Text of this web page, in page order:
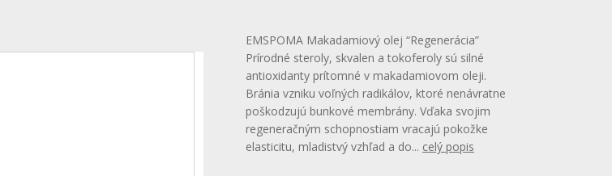
EMSPOMA Makadamiový olej “Regenerácia”
Prírodné steroly, skvalen a tokoferoly sú silné
antioxidanty prítomné v makadamiovom oleji.
Bránia vzniku voľných radikálov, ktoré nenávratne
poškodzujú bunkové membrány. Vďaka svojim
regeneračným schopnostiam vracajú pokožke
elasticitu, mladistvý vzhľad a do... celý popis